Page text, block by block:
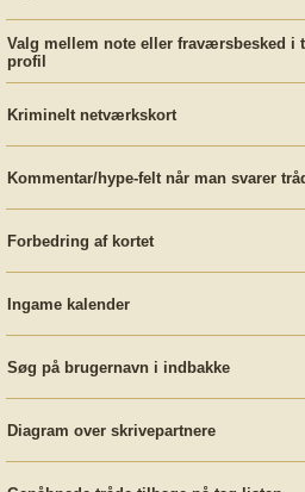
Valg mellem note eller fraværsbesked i
profil
Kriminelt netværkskort
Kommentar/hype-felt når man svarer
Forbedring af kortet
Ingame kalender
Søg på brugernavn i indbakke
Diagram over skrivepartnere